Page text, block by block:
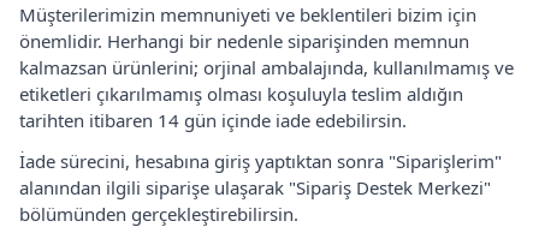
Müşterilerimizin memnuniyeti ve beklentileri bizim için
önemlidir. Herhangi bir nedenle siparişinden memnun
kalmazsan ürünlerini; orjinal ambalajında, kullanılmamış ve
etiketleri çıkarılmamış olması koşuluyla teslim aldığın
tarihten itibaren 14 gün içinde iade edebilirsin.
İade sürecini, hesabına giriş yaptıktan sonra "Siparişlerim"
alanından ilgili siparişe ulaşarak "Sipariş Destek Merkezi"
bölümünden gerçekleştirebilirsin.